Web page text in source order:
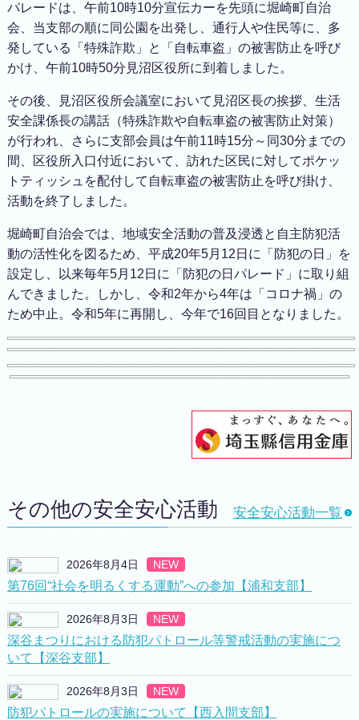
パレードは、午前10時10分宣伝カーを先頭に堀崎町自治
会、当支部の順に同公園を出発し、通行人や住民等に、多
発している「特殊詐欺」と「自転車盗」の被害防止を呼び
かけ、午前10時50分見沼区役所に到着しました。
その後、見沼区役所会議室において見沼区長の挨拶、生活
安全課係長の講話（特殊詐欺や自転車盗の被害防止対策）
が行われ、さらに支部会員は午前11時15分～同30分までの
間、区役所入口付近において、訪れた区民に対してポケッ
トティッシュを配付して自転車盗の被害防止を呼び掛け、
活動を終了しました。
堀崎町自治会では、地域安全活動の普及浸透と自主防犯活
動の活性化を図るため、平成20年5月12日に「防犯の日」を
設定し、以来毎年5月12日に「防犯の日パレード」に取り組
んできました。しかし、令和2年から4年は「コロナ禍」の
ため中止。令和5年に再開し、今年で16回目となりました。
その他の安全安心活動 安全安心活動一覧
2026年8月4日 NEW
第76回“社会を明るくする運動”への参加【浦和支部】
2026年8月3日 NEW
深谷まつりにおける防犯パトロール等警戒活動の実施につ
いて【深谷支部】
2026年8月3日 NEW
防犯パトロールの実施について【西入間支部】